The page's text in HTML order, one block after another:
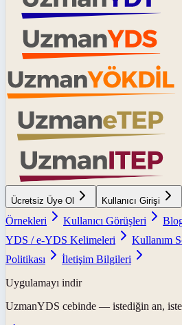
Ücretsiz Üye Ol Kullanıcı Girişi
Örnekleri
Kullanıcı Görüşleri
YDS / e-YDS Kelimeleri
Kullanım
Politikası
İletişim Bilgileri
Uygulamayı indir
UzmanYDS cebinde — istediğin an,